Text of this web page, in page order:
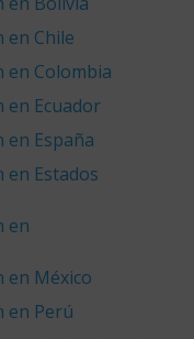
en Chile
en Colombia
en Ecuador
en España
en Estados
en
en México
en Perú